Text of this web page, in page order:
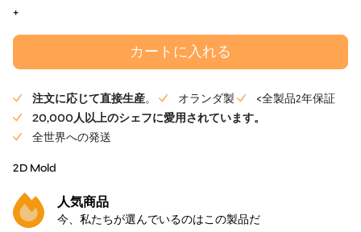
ニ
ラ
ー・
チ
ュ
イ
ル
X
+
カートに入れる
注文に応じて直接生産。 オランダ製
<全製品2年保証
20,000人以上のシェフに愛用されています。
全世界への発送
2D Mold
人気商品
今、私たちが選んでいるのはこの製品だ